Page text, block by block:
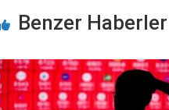
Benzer Haberler